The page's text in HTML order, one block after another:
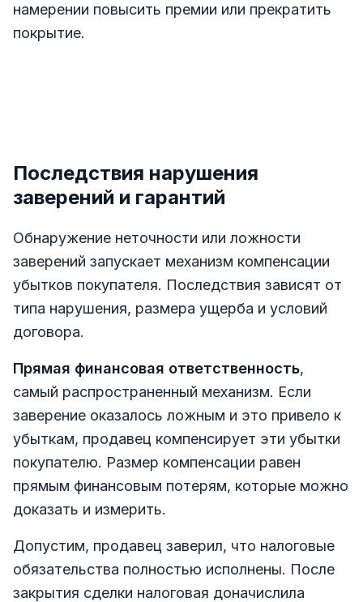
намерении повысить премии или прекратить
покрытие.
Последствия нарушения
заверений и гарантий
Обнаружение неточности или ложности
заверений запускает механизм компенсации
убытков покупателя. Последствия зависят от
типа нарушения, размера ущерба и условий
договора.
Прямая финансовая ответственность,
самый распространенный механизм. Если
заверение оказалось ложным и это привело к
убыткам, продавец компенсирует эти убытки
покупателю. Размер компенсации равен
прямым финансовым потерям, которые можно
доказать и измерить.
Допустим, продавец заверил, что налоговые
обязательства полностью исполнены. После
закрытия сделки налоговая доначислила